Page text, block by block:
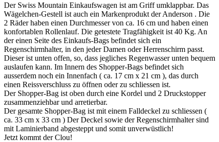
Der Swiss Mountain Einkaufswagen ist am Griff umklappbar. Das
Wägelchen-Gestell ist auch ein Markenprodukt der Anderson . Die
2 Räder haben einen Durchmesser von ca. 16 cm und haben einen
konfortablen Rollenlauf. Die getestete Tragfähigkeit ist 40 Kg. An
der einen Seite des Einkaufs-Bags befindet sich ein
Regenschirmhalter, in den jeder Damen oder Herrenschirm passt.
Dieser ist unten offen, so, dass jegliches Regenwasser unten bequem
auslaufen kann. Im Innern des Shopper-Bags befindet sich
ausserdem noch ein Innenfach ( ca. 17 cm x 21 cm ), das durch
einen Reissverschluss zu öffnen oder zu schliessen ist.
Der Shopper-Bag ist oben durch eine Kordel und 2 Druckstopper
zusammenziehbar und arretierbar.
Der gesamte Shopper-Bag ist mit einem Falldeckel zu schliessen (
ca. 33 cm x 33 cm ) Der Deckel sowie der Regenschirmhalter sind
mit Laminierband abgesteppt und somit unverwüstlich!
Jetzt kommt der Clou!